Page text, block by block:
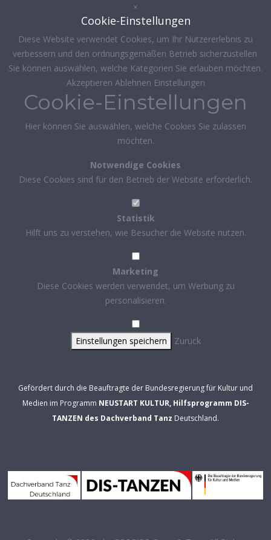
×
Cookie-Einstellungen
Diese Website verwendet Cookies, um Ihr Nutzererlebnis zu
verbessern und den ordnungsgemäßen Betrieb sicherzustellen.
Sie können auswählen, welche Kategorien Sie erlauben möchten.
Akzeptieren Ablehnen Einstellungen
Cookie-Einstellungen
Hier können Sie auswählen, welche Cookies Sie zulassen
möchten.
Notwendige Cookies
Diese Cookies sind für den Betrieb der Website erforderlich.
Statistik
Hilft uns zu verstehen, wie Besucher die Website nutzen.
Marketing
Diese Cookies werden verwendet, um Werbung zu
personalisieren.
Einstellungen speichern Zurück
Gefördert durch die Beauftragte der Bundesregierung für Kultur und
Medien im Programm NEUSTART KULTUR, Hilfsprogramm DIS-
TANZEN des Dachverband Tanz Deutschland.